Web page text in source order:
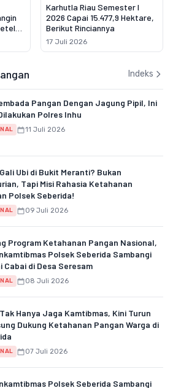
Karhutla Riau Semester I
2026 Capai 15.477,9 Hektare,
Berikut Rinciannya
17 Juli 2026
Indeks
Pangan Dengan Jagung Pipil, Ini
Polres Inhu
11 Juli 2026
Ubi di Bukit Meranti? Bukan
Tapi Misi Rahasia Ketahanan
Polsek Seberida!
09 Juli 2026
Program Ketahanan Pangan Nasional,
Polsek Seberida Sambangi
Cabai di Desa Seresam
08 Juli 2026
Hanya Jaga Kamtibmas, Kini Turun
Dukung Ketahanan Pangan Warga di
07 Juli 2026
Polsek Seberida Sambangi